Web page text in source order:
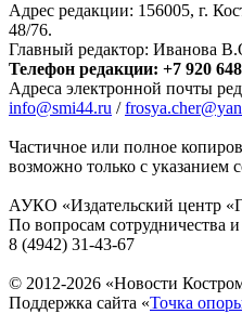
Адрес редакции: 156005, г.
48/76.
Главный редактор: Иванова
Телефон редакции: +7 920
Адреса электронной почты
info@smi44.ru /
Частичное или полное
возможно только с указанием
АУКО «Издательский центр
По вопросам сотрудничества
8 (4942) 31-43-67
© 2012-2026 «Новости
Поддержка сайта «Точка